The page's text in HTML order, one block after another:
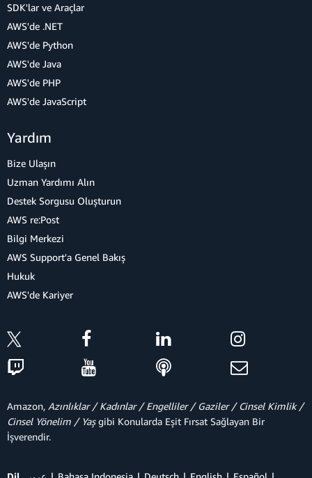
SDK'lar ve Araçlar
AWS'de .NET
AWS'de Python
AWS'de Java
AWS'de PHP
AWS'de JavaScript
Yardım
Bize Ulaşın
Uzman Yardımı Alın
Destek Sorgusu Oluşturun
AWS re:Post
Bilgi Merkezi
AWS Support'a Genel Bakış
Hukuk
AWS'de Kariyer
Amazon, Azınlıklar / Kadınlar / Engelliler / Gaziler / Cinsel Kimlik /
Cinsel Yönelim / Yaşgibi Konularda Eşit Fırsat Sağlayan Bir
İşverendir.